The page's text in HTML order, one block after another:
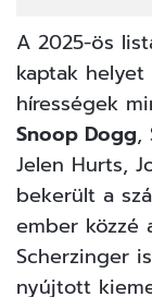
A 2025-ös
kaptak
hírességek
Snoop Dogg,
Jelen Hurts,
bekerült a
ember közzé
Scherzinger
nyújtott